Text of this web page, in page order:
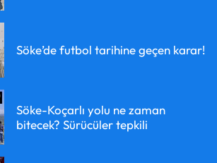
Söke’de futbol tarihine geçen karar!
Söke-Koçarlı yolu ne zaman
bitecek? Sürücüler tepkili